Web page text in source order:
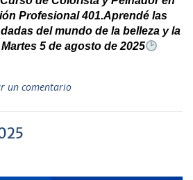
Profesional 401.Aprendé las
del mundo de la belleza y la
5 de agosto de 2025
un comentario